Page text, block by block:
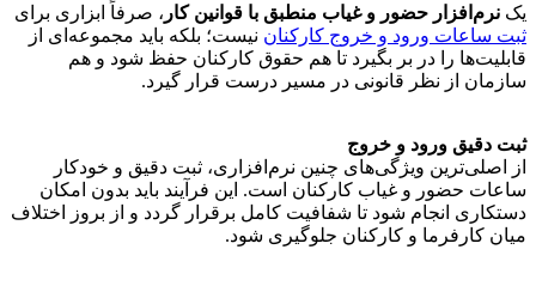
یک نرم‌افزار حضور و غیاب منطبق با قوانین کار ، صرفاً ابزاری برای
ثبت ساعات ورود و خروج کارکنان نیست؛ بلکه باید مجموعه‌ای از
قابلیت‌ها را در بر بگیرد تا هم حقوق کارکنان حفظ شود و هم
سازمان از نظر قانونی در مسیر درست قرار گیرد.
ثبت دقیق ورود و خروج
از اصلی‌ترین ویژگی‌های چنین نرم‌افزاری، ثبت دقیق و خودکار
ساعات حضور و غیاب کارکنان است. این فرآیند باید بدون امکان
دستکاری انجام شود تا شفافیت کامل برقرار گردد و از بروز اختلاف
میان کارفرما و کارکنان جلوگیری شود.